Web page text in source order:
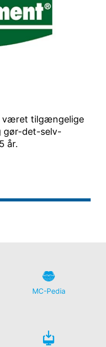
været tilgængelige
gør-det-selv-
år.
MC-Pedia